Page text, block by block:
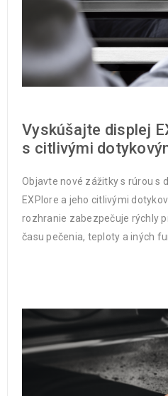
Vyskúšajte displej
s citlivými
Objavte nové zážitky s rúrou s
EXPlore a jeho citlivými
rozhranie zabezpečuje rýchly
času pečenia, teploty a iných